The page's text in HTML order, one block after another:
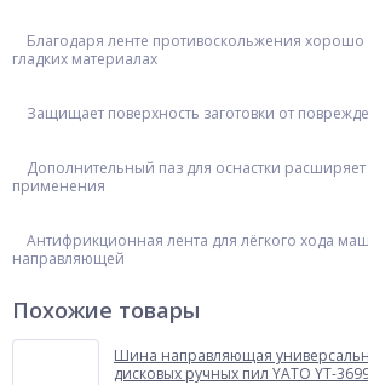
Благодаря ленте противоскольжения хорошо
гладких материалах
Защищает поверхность заготовки от
Дополнительный паз для оснастки
применения
Антифрикционная лента для лёгкого хода
направляющей
Похожие товары
Шина направляющая
дисковых ручных пил YATO YT-